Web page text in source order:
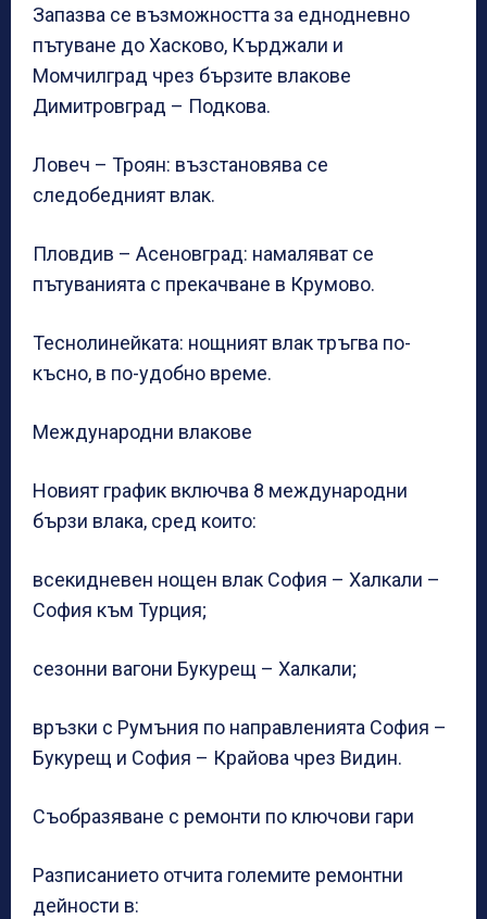
Запазва се възможността за еднодневно
пътуване до Хасково, Кърджали и
Момчилград чрез бързите влакове
Димитровград – Подкова.
Ловеч – Троян: възстановява се
следобедният влак.
Пловдив – Асеновград: намаляват се
пътуванията с прекачване в Крумово.
Теснолинейката: нощният влак тръгва по-
късно, в по-удобно време.
Международни влакове
Новият график включва 8 международни
бързи влака, сред които:
всекидневен нощен влак София – Халкали –
София към Турция;
сезонни вагони Букурещ – Халкали;
връзки с Румъния по направленията София –
Букурещ и София – Крайова чрез Видин.
Съобразяване с ремонти по ключови гари
Разписанието отчита големите ремонтни
дейности в: